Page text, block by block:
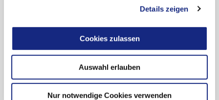
Details zeigen
Cookies zulassen
Auswahl erlauben
Nur notwendige Cookies verwenden
Schwere Hypoglykämie nach Wechsel von
glargin: lange Restwirkung, fehlende Hinweise,
relevantes Sicherheitsrisiko.
Lungentoxizität nach Einnahme von
Nitrofurantoin